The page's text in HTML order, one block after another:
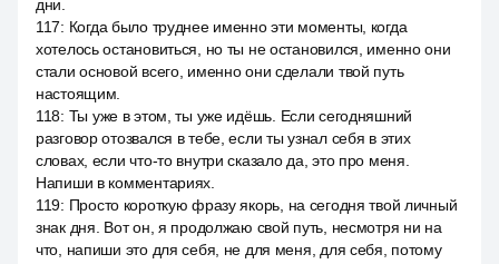
дни.
117: Когда было труднее именно эти моменты, когда
хотелось остановиться, но ты не остановился, именно они
стали основой всего, именно они сделали твой путь
настоящим.
118: Ты уже в этом, ты уже идёшь. Если сегодняшний
разговор отозвался в тебе, если ты узнал себя в этих
словах, если что-то внутри сказало да, это про меня.
Напиши в комментариях.
119: Просто короткую фразу якорь, на сегодня твой личный
знак дня. Вот он, я продолжаю свой путь, несмотря ни на
что, напиши это для себя, не для меня, для себя, потому